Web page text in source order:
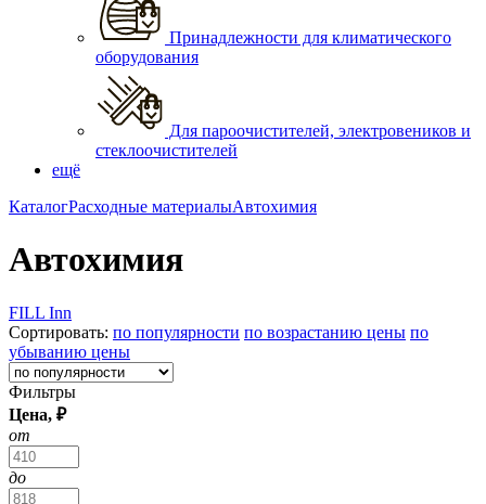
Принадлежности для климатического
оборудования
Для пароочистителей, электровеников и
стеклоочистителей
ещё
КаталогРасходные материалыАвтохимия
Автохимия
FILL Inn
Сортировать: по популярности по возрастанию цены по
убыванию цены
Фильтры
Цена, ₽
от
до